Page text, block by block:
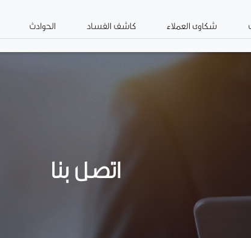
انفست
الأصول
اتصل بنا
شكاوى العملاء كاشف الفساد الحوادث